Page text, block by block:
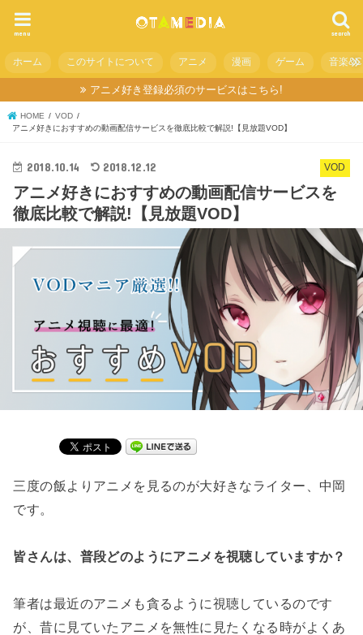
search
menu
ホーム このサイトについて アニメ 漫画 ゲーム 音楽
アニメ好き登録必須のサービスはこちら!
HOME
VOD
アニメ好きにおすすめの動画配信サービスを徹底比較で解説!【見放題VOD】
VOD
2018.10.14 2018.12.12
アニメ好きにおすすめの動画配信サービスを
徹底比較で解説!【見放題VOD】
三度の飯よりアニメを見るのが大好きなライター、中岡
です。
皆さんは、普段どのようにアニメを視聴していますか？
筆者は最近のアニメも貪るように視聴しているのです
が、昔に見ていたアニメを無性に見たくなる時がよくあ